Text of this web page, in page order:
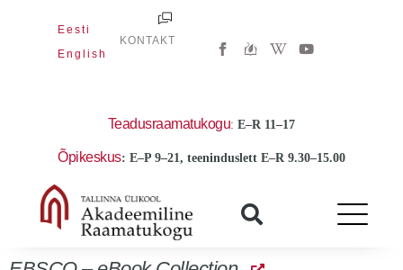
Eesti
English
KONTAKT
W
i
d
-
Y
o
Teadusraamatukogu:E–R 11–17
Õpikeskus: E–P 9–21, teeninduslett E–R 9.30–15.00